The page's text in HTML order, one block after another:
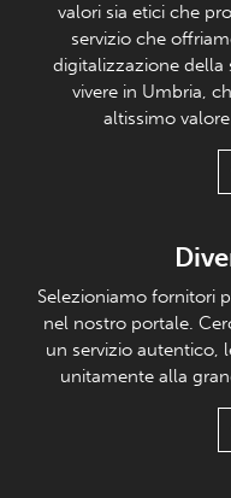
valori sia etici che
servizio che
digitalizzazione della
vivere in Umbria,
altissimo
Selezioniamo fornitori
nel nostro portale.
un servizio autentico,
unitamente alla